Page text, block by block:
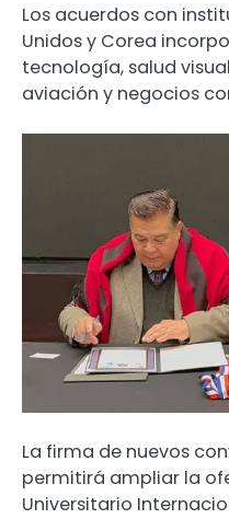
Los acuerdos con
Unidos y Corea
tecnología, salud
aviación y negocios
La firma de nuevos
permitirá ampliar la
Universitario